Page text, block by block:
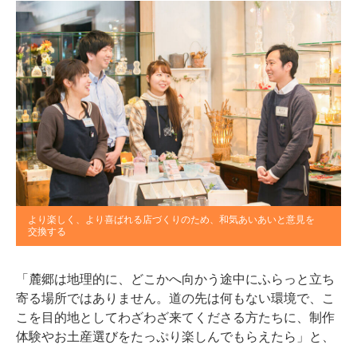
より楽しく、より喜ばれる店づくりのため、和気あいあいと意見を
交換する
「麓郷は地理的に、どこかへ向かう途中にふらっと立ち
寄る場所ではありません。道の先は何もない環境で、こ
こを目的地としてわざわざ来てくださる方たちに、制作
体験やお土産選びをたっぷり楽しんでもらえたら」と、